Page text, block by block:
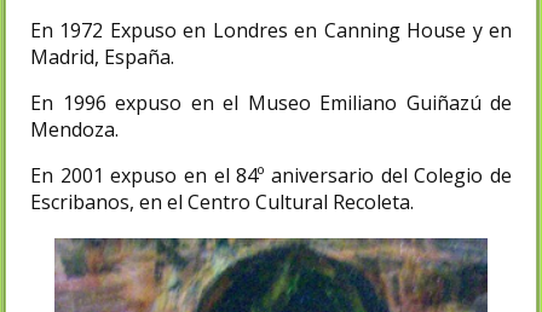
En 1972 Expuso en Londres en Canning House y en
Madrid, España.
En 1996 expuso en el Museo Emiliano Guiñazú de
Mendoza.
En 2001 expuso en el 84º aniversario del Colegio de
Escribanos, en el Centro Cultural Recoleta.